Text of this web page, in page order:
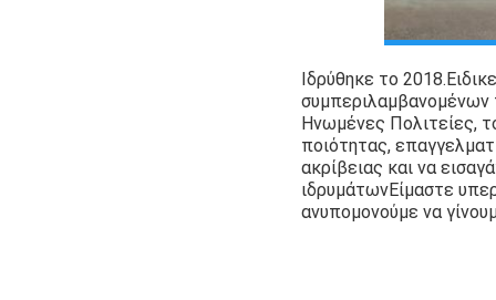
Ιδρύθηκε το 2018.
συμπεριλαμβανομένων
Ηνωμένες Πολιτείες,
ποιότητας,
ακρίβειας και να
ιδρυμάτωνΕίμαστε
ανυπομονούμε να